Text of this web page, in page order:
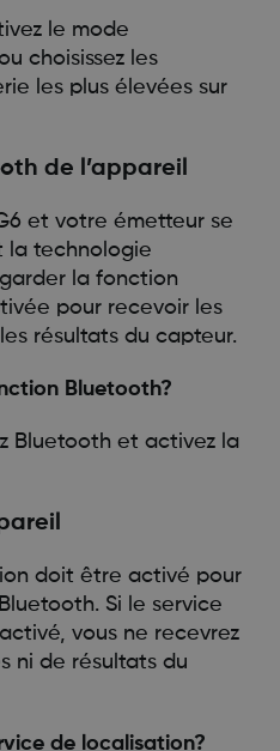
le mode
choisissez les
les plus élevées sur
de l’appareil
et votre émetteur se
la technologie
la fonction
pour recevoir les
résultats du capteur.
Bluetooth?
Bluetooth et activez la
doit être activé pour
Si le service
vous ne recevrez
ni de résultats du
de localisation?